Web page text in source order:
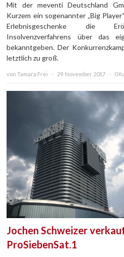
Mit der meventi Deutschland
Kurzem ein sogenannter „Big
Erlebnisgeschenke die
Insolvenzverfahrens über das
bekanntgeben. Der
letztlich zu groß.
von Tamara Frei 29. November 2017 0
Jochen Schweizer
ProSiebenSat.1